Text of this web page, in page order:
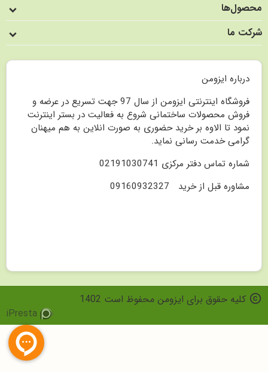
ما
درباره ایزومن
فروشگاه اینترنتی ایزومن از سال 97 جهت تسریع در عرضه و
فروش محصولات ساختمانی شروع به فعالیت در بستر اینترنت
نمود تا الاوه بر خرید حضوری به صورت انلاین به هم میهنان
گرامی خدمت رسانی نماید.
شماره تماس دفتر مرکزی 02191030741
مشاوره قبل از خرید 09160932327
کلیه حقوق برای ایزومن محفوظ است 1402
iPresta